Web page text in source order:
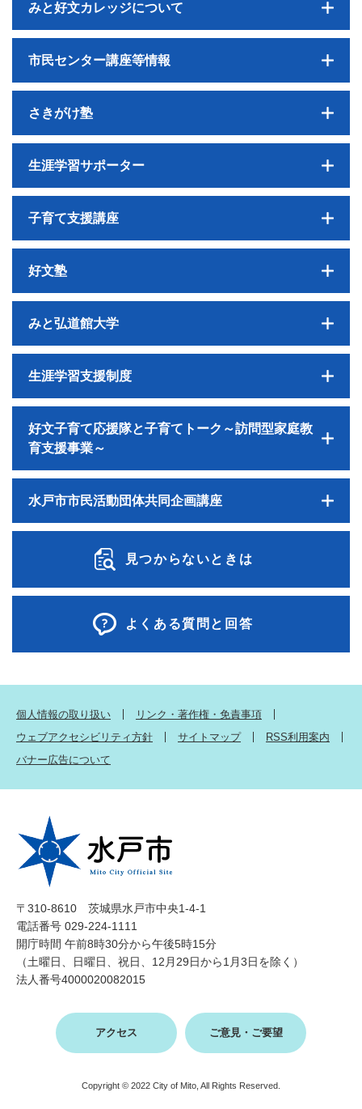
みと好文カレッジについて
市民センター講座等情報
さきがけ塾
生涯学習サポーター
子育て支援講座
好文塾
みと弘道館大学
生涯学習支援制度
好文子育て応援隊と子育てトーク～訪問型家庭教
育支援事業～
水戸市市民活動団体共同企画講座
見つからないときは
よくある質問と回答
個人情報の取り扱い
リンク・著作権・免責事項
ウェブアクセシビリティ方針
サイトマップ
RSS利用案内
バナー広告について
〒310-8610 茨城県水戸市中央1-4-1
電話番号 029-224-1111
開庁時間 午前8時30分から午後5時15分
（土曜日、日曜日、祝日、12月29日から1月3日を除く）
法人番号4000020082015
アクセス ご意見・ご要望
Copyright © 2022 City of Mito, All Rights Reserved.